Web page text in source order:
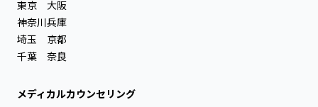
東京
神奈川
埼玉
千葉
大阪
兵庫
京都
奈良
メディカルカウンセリング